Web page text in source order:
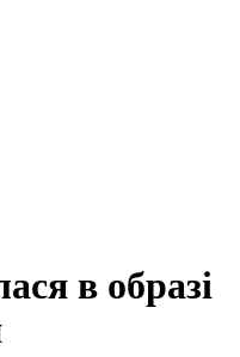
в образі